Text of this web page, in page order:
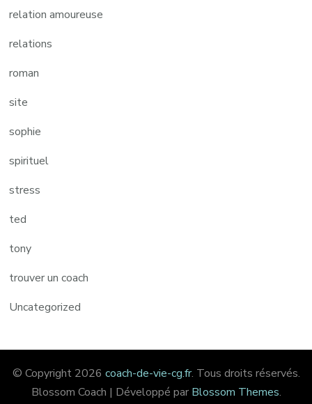
relation amoureuse
relations
roman
site
sophie
spirituel
stress
ted
tony
trouver un coach
Uncategorized
© Copyright 2026 coach-de-vie-cg.fr. Tous droits réservés.
Blossom Coach | Développé par Blossom Themes.